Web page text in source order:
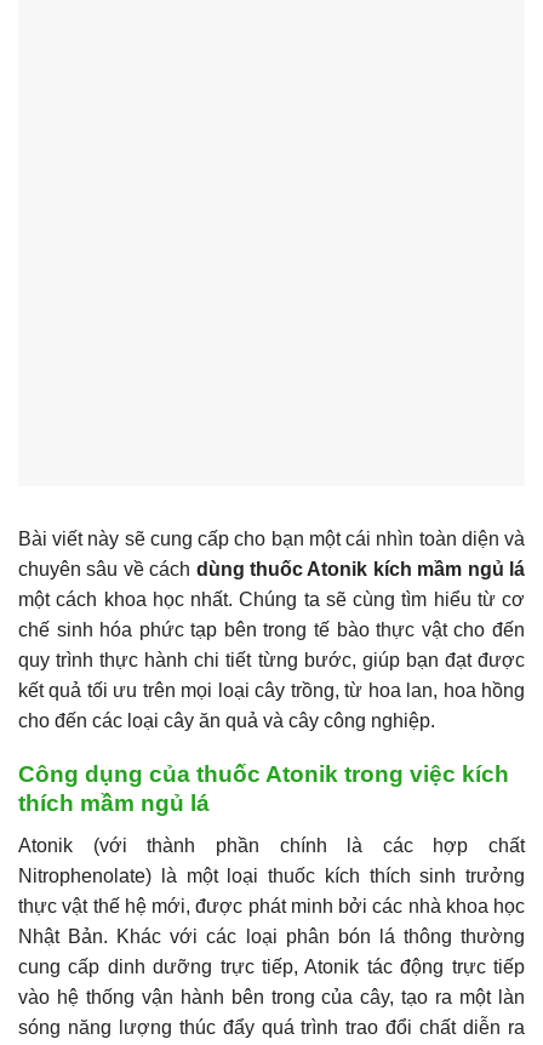
Bài viết này sẽ cung cấp cho bạn một cái nhìn toàn diện và
chuyên sâu về cách dùng thuốc Atonik kích mầm ngủ lá
một cách khoa học nhất. Chúng ta sẽ cùng tìm hiểu từ cơ
chế sinh hóa phức tạp bên trong tế bào thực vật cho đến
quy trình thực hành chi tiết từng bước, giúp bạn đạt được
kết quả tối ưu trên mọi loại cây trồng, từ hoa lan, hoa hồng
cho đến các loại cây ăn quả và cây công nghiệp.
Công dụng của thuốc Atonik trong việc kích
thích mầm ngủ lá
Atonik (với thành phần chính là các hợp chất
Nitrophenolate) là một loại thuốc kích thích sinh trưởng
thực vật thế hệ mới, được phát minh bởi các nhà khoa học
Nhật Bản. Khác với các loại phân bón lá thông thường
cung cấp dinh dưỡng trực tiếp, Atonik tác động trực tiếp
vào hệ thống vận hành bên trong của cây, tạo ra một làn
sóng năng lượng thúc đẩy quá trình trao đổi chất diễn ra